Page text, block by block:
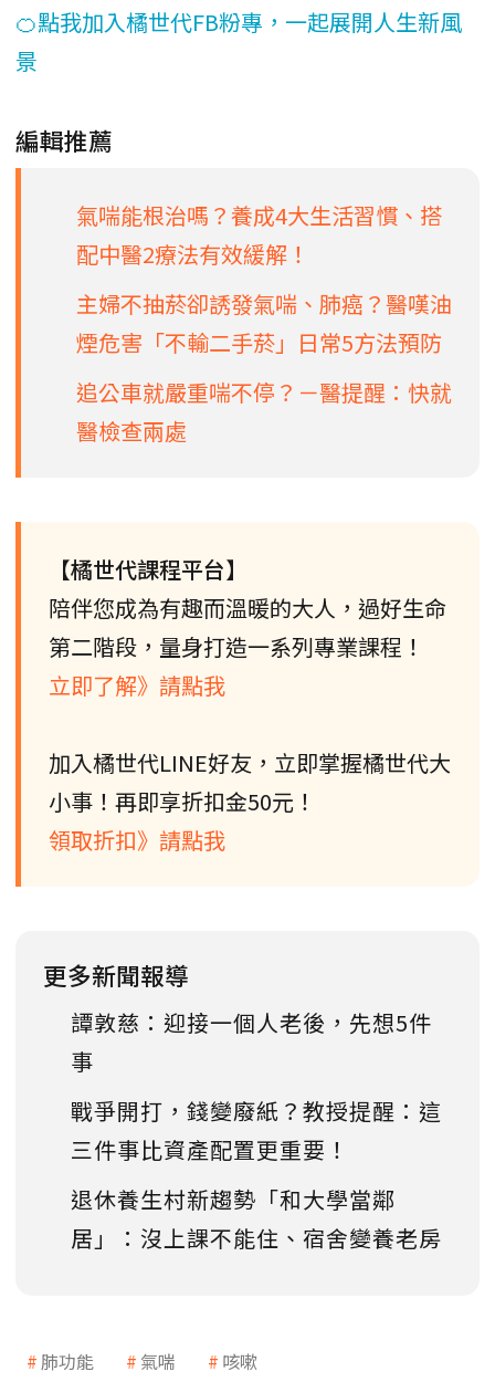
🍊點我加入橘世代FB粉專，一起展開人生新風
景
編輯推薦
氣喘能根治嗎？養成4大生活習慣、搭
配中醫2療法有效緩解！
主婦不抽菸卻誘發氣喘、肺癌？醫嘆油
煙危害「不輸二手菸」日常5方法預防
追公車就嚴重喘不停？－醫提醒：快就
醫檢查兩處
【橘世代課程平台】
陪伴您成為有趣而溫暖的大人，過好生命
第二階段，量身打造一系列專業課程！
立即了解》請點我
加入橘世代LINE好友，立即掌握橘世代大
小事！再即享折扣金50元！
領取折扣》請點我
更多新聞報導
譚敦慈：迎接一個人老後，先想5件
事
戰爭開打，錢變廢紙？教授提醒：這
三件事比資產配置更重要！
退休養生村新趨勢「和大學當鄰
居」：沒上課不能住、宿舍變養老房
肺功能 氣喘 咳嗽